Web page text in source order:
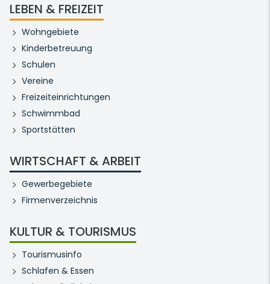
LEBEN & FREIZEIT
Wohngebiete
Kinderbetreuung
Schulen
Vereine
Freizeiteinrichtungen
Schwimmbad
Sportstätten
WIRTSCHAFT & ARBEIT
Gewerbegebiete
Firmenverzeichnis
KULTUR & TOURISMUS
Tourismusinfo
Schlafen & Essen